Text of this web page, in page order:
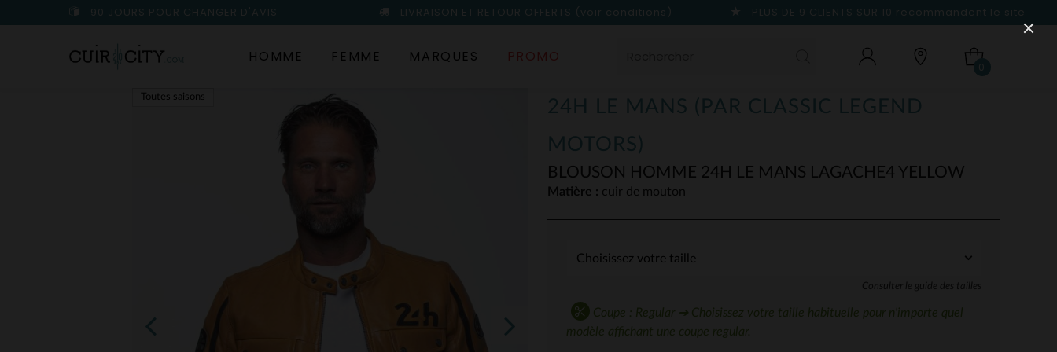
90 JOURS POUR CHANGER D'AVIS LIVRAISON ET RETOUR OFFERTS (voir conditions) PLUS DE 9 CLIENTS SUR 10 recommandent le site
HOMME FEMME MARQUES PROMO
0
24H LE MANS (PAR CLASSIC LEGEND
MOTORS)
BLOUSON HOMME 24H LE MANS LAGACHE4 YELLOW
Toutes saisons
Matière : cuir de mouton
Consulter le guide des tailles
Coupe : Regular ➔ Choisissez votre taille habituelle pour n'importe quel
modèle affichant une coupe regular.